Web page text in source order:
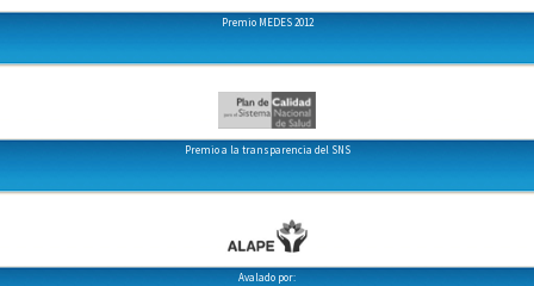
Premio MEDES 2012
Premio a la transparencia del SNS
Avalado por: